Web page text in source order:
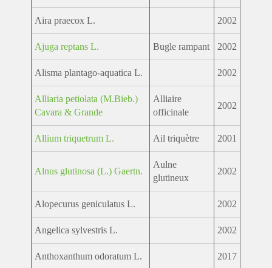
Aira praecox L. 2002
Ajuga reptans L. Bugle rampant 2002
Alisma plantago-aquatica L. 2002
Alliaria petiolata (M.Bieb.)
Cavara & Grande
Alliaire
officinale
2002
Allium triquetrum L. Ail triquètre 2001
Alnus glutinosa (L.) Gaertn.
Aulne
glutineux
2002
Alopecurus geniculatus L. 2002
Angelica sylvestris L. 2002
Anthoxanthum odoratum L. 2017